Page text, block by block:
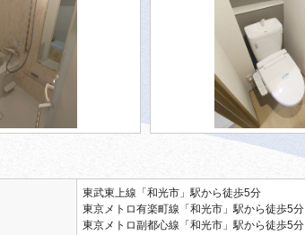
東武東上線「和光市」駅から徒歩5分
東京メトロ有楽町線「和光市」駅から徒歩5分
東京メトロ副都心線「和光市」駅から徒歩5分